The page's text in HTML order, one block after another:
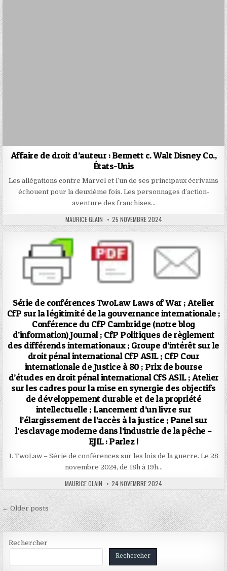
Affaire de droit d’auteur : Bennett c. Walt Disney Co.,
États-Unis
Les allégations contre Marvel et l’un de ses principaux écrivains
échouent pour la deuxième fois. Les personnages d’action-
aventure des franchises…
AUTHOR:
MAURICE GLAIN PUBLISHED
DATE:
25 NOVEMBRE 2024
Série de conférences TwoLaw Laws of War ; Atelier
CfP sur la légitimité de la gouvernance internationale ;
Conférence du CfP Cambridge (notre blog
d’information) Journal ; CfP Politiques de règlement
des différends internationaux ; Groupe d’intérêt sur le
droit pénal international CfP ASIL ; CfP Cour
internationale de Justice à 80 ; Prix ​​de bourse
d’études en droit pénal international CfS ASIL ; Atelier
sur les cadres pour la mise en synergie des objectifs
de développement durable et de la propriété
intellectuelle ; Lancement d’un livre sur
l’élargissement de l’accès à la justice ; Panel sur
l’esclavage moderne dans l’industrie de la pêche –
EJIL : Parlez !
1. TwoLaw – Série de conférences sur les lois de la guerre. Le 28
novembre 2024, de 18h à 19h…
AUTHOR:
MAURICE GLAIN PUBLISHED
DATE:
24 NOVEMBRE 2024
Navigation
des
articles
← Older posts
Rechercher
Rechercher